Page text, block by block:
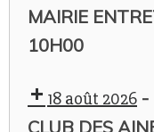
MAIRIE
10H00
18 août 2026 -
CLUB DES